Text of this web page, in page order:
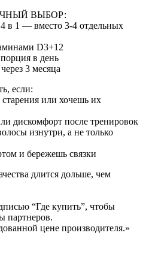
ВЫБОР:
в 1 — вместо 3-4 отдельных
D3+12
в день
3 месяца
если:
или хочешь их
дискомфорт после тренировок
изнутри, а не только
и бережешь связки
длится дольше, чем
“Где купить”, чтобы
партнеров.
цене производителя.»